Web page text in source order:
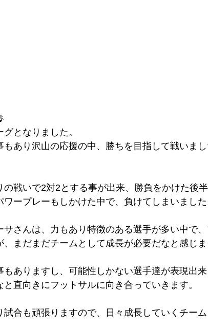
となりました。
もあり沢山の応援の中、勝ちを目指して戦いま
の戦いで2対2とする事が出来、勝負をかけた後
ワープレーもしかけた中で、負けてしまいました
サさんは、力もあり特徴のある選手が多い中で
まだまだチームとして成長が必要だなと感じま
もありますし、可能性しかない選手達が表現出来
と直向きにフットサルに向き合っていきます。
試合も頑張りますので、日々成長していくチー